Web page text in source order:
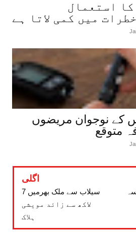
کا استعمال
میں کمی لاتا ہے
کے نوجوان مریضوں
متوقع
اگلی
سیلاب سے ملک بھرمیں 7
لاکھ سے زائد مویشی
ہلاک